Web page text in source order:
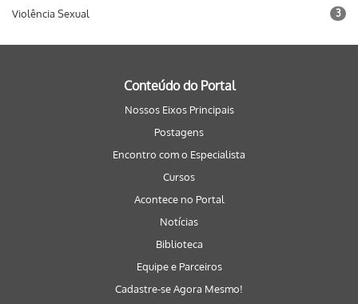
Violência Sexual 3
Conteúdo do Portal
Nossos Eixos Principais
Postagens
Encontro com o Especialista
Cursos
Acontece no Portal
Notícias
Biblioteca
Equipe e Parceiros
Cadastre-se Agora Mesmo!